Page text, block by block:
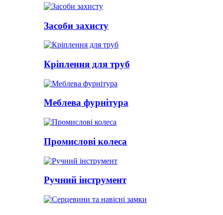
Засоби захисту
Кріплення для труб
Меблева фурнітура
Промислові колеса
Ручний інструмент